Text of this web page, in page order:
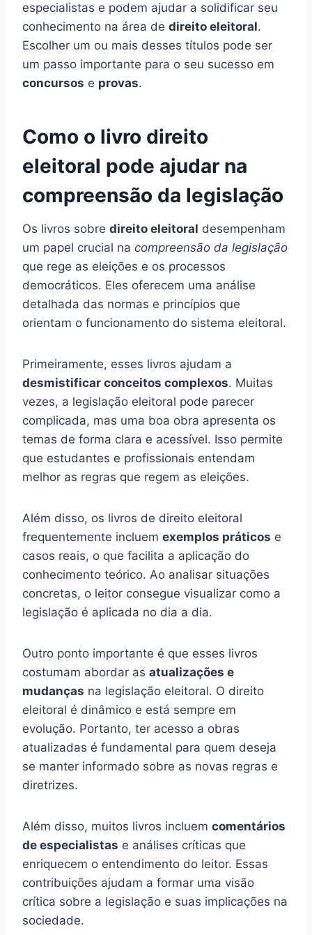
especialistas e podem ajudar a solidificar seu
conhecimento na área de direito eleitoral.
Escolher um ou mais desses títulos pode ser
um passo importante para o seu sucesso em
concursos e provas.
Como o livro direito
eleitoral pode ajudar na
compreensão da legislação
Os livros sobre direito eleitoral desempenham
um papel crucial na compreensão da legislação
que rege as eleições e os processos
democráticos. Eles oferecem uma análise
detalhada das normas e princípios que
orientam o funcionamento do sistema eleitoral.
Primeiramente, esses livros ajudam a
desmistificar conceitos complexos. Muitas
vezes, a legislação eleitoral pode parecer
complicada, mas uma boa obra apresenta os
temas de forma clara e acessível. Isso permite
que estudantes e profissionais entendam
melhor as regras que regem as eleições.
Além disso, os livros de direito eleitoral
frequentemente incluem exemplos práticos e
casos reais, o que facilita a aplicação do
conhecimento teórico. Ao analisar situações
concretas, o leitor consegue visualizar como a
legislação é aplicada no dia a dia.
Outro ponto importante é que esses livros
costumam abordar as atualizações e
mudanças na legislação eleitoral. O direito
eleitoral é dinâmico e está sempre em
evolução. Portanto, ter acesso a obras
atualizadas é fundamental para quem deseja
se manter informado sobre as novas regras e
diretrizes.
Além disso, muitos livros incluem comentários
de especialistas e análises críticas que
enriquecem o entendimento do leitor. Essas
contribuições ajudam a formar uma visão
crítica sobre a legislação e suas implicações na
sociedade.